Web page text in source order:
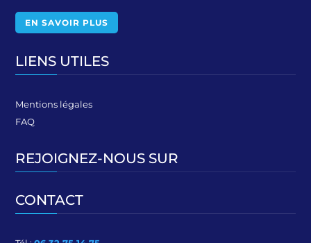
EN SAVOIR PLUS
LIENS UTILES
Mentions légales
FAQ
REJOIGNEZ-NOUS SUR
CONTACT